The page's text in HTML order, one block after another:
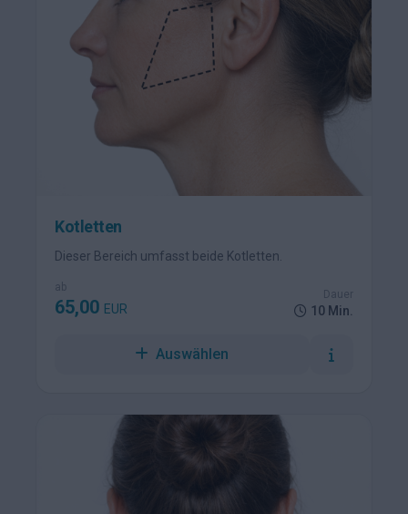
Kotletten
Dieser Bereich umfasst beide Kotletten.
ab
65,00 EUR
Dauer
10 Min.
Auswählen